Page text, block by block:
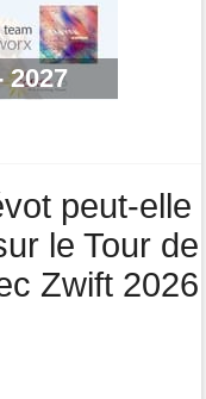
jackpot pour
dans la descente du
2027
peut-elle
le Tour de
Zwift 2026